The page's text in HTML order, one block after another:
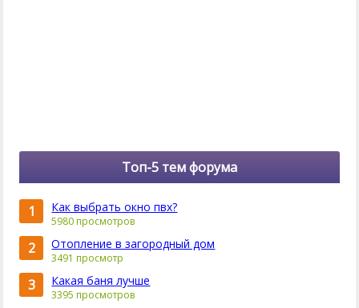
Топ-5 тем форума
1 Как выбрать окно пвх?
5980 просмотров
2 Отопление в загородный дом
3491 просмотр
3 Какая баня лучше
3395 просмотров